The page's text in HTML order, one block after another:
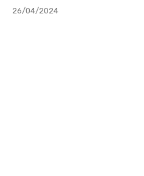
26/04/2024